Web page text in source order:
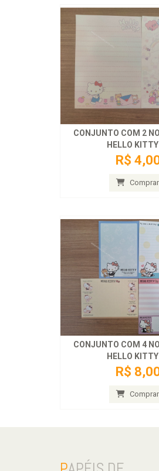
CONJUNTO COM 2
HELLO
R$
CONJUNTO COM 4
HELLO
R$